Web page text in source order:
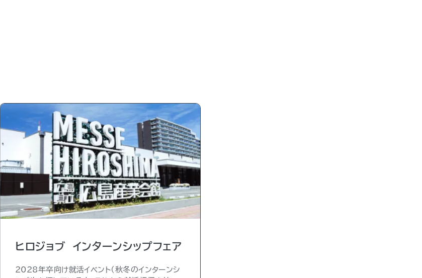
ヒロジョブ インターンシップフェア
2028年卒向け就活イベント（秋冬のインターンシ